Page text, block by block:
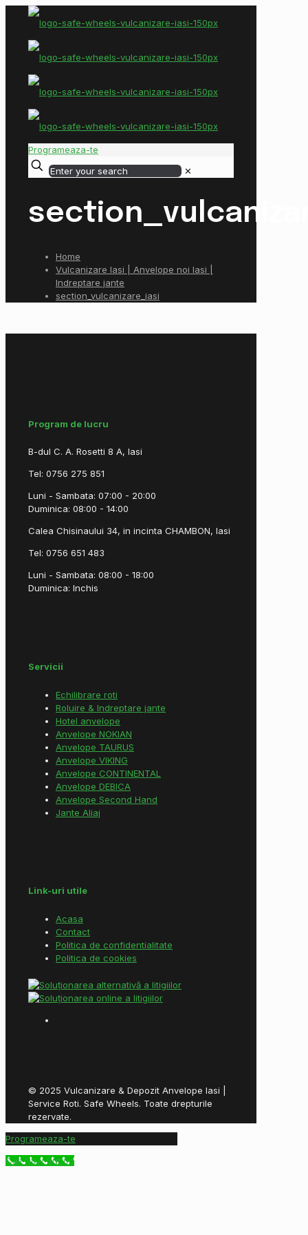
Programeaza-te
✕
Home
Vulcanizare Iasi | Anvelope noi Iasi |
Indreptare jante
section_vulcanizare_iasi
Program de lucru
B-dul C. A. Rosetti 8 A, Iasi
Tel: 0756 275 851
Luni - Sambata: 07:00 - 20:00
Duminica: 08:00 - 14:00
Calea Chisinaului 34, in incinta CHAMBON, Iasi
Tel: 0756 651 483
Luni - Sambata: 08:00 - 18:00
Duminica: Inchis
Servicii
Echilibrare roti
Roluire & Indreptare jante
Hotel anvelope
Anvelope NOKIAN
Anvelope TAURUS
Anvelope VIKING
Anvelope CONTINENTAL
Anvelope DEBICA
Anvelope Second Hand
Jante Aliaj
Link-uri utile
Acasa
Contact
Politica de confidentialitate
Politica de cookies
© 2025 Vulcanizare & Depozit Anvelope Iasi |
Service Roti. Safe Wheels. Toate drepturile
rezervate.
Programeaza-te
Call Now Button